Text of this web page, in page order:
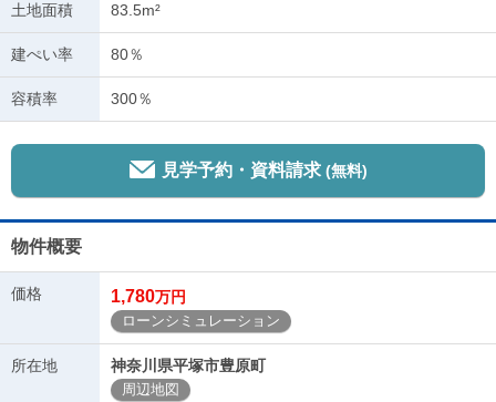
土地面積 83.5m²
建ぺい率 80％
容積率 300％
見学予約・資料請求 (無料)
物件概要
価格 1,780万円
ローンシミュレーション
所在地 神奈川県平塚市豊原町
周辺地図